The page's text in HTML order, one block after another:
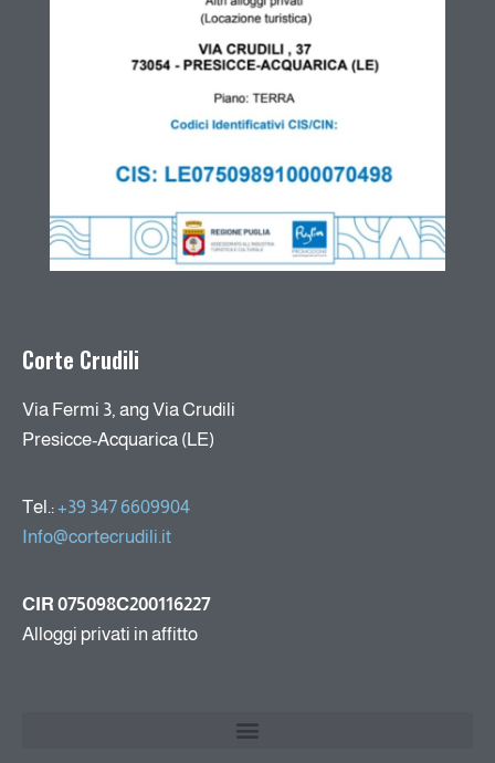
Corte Crudili
Via Fermi 3, ang Via Crudili
Presicce-Acquarica (LE)
Tel.:+39 347 6609904
Info@cortecrudili.it
CIR 075098C200116227
Alloggi privati in affitto